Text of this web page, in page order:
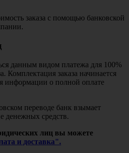
заказа с помощью банковской
данным видом платежа для 100%
Комплектация заказа начинается
информации о полной оплате
переводе банк взымает
денежных средств.
лиц вы можете
и доставка".